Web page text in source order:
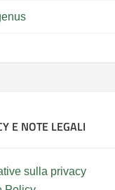
E NOTE LEGALI
sulla privacy